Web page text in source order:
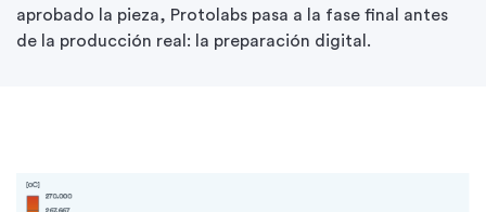
aprobado la pieza, Protolabs pasa a la fase final antes
de la producción real: la preparación digital.